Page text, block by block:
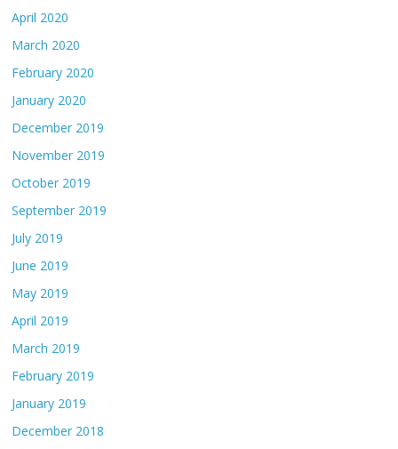
April 2020
March 2020
February 2020
January 2020
December 2019
November 2019
October 2019
September 2019
July 2019
June 2019
May 2019
April 2019
March 2019
February 2019
January 2019
December 2018